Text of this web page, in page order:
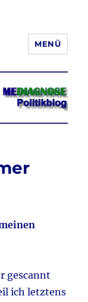
und Bild
MENÜ
gescannt
ich letztens